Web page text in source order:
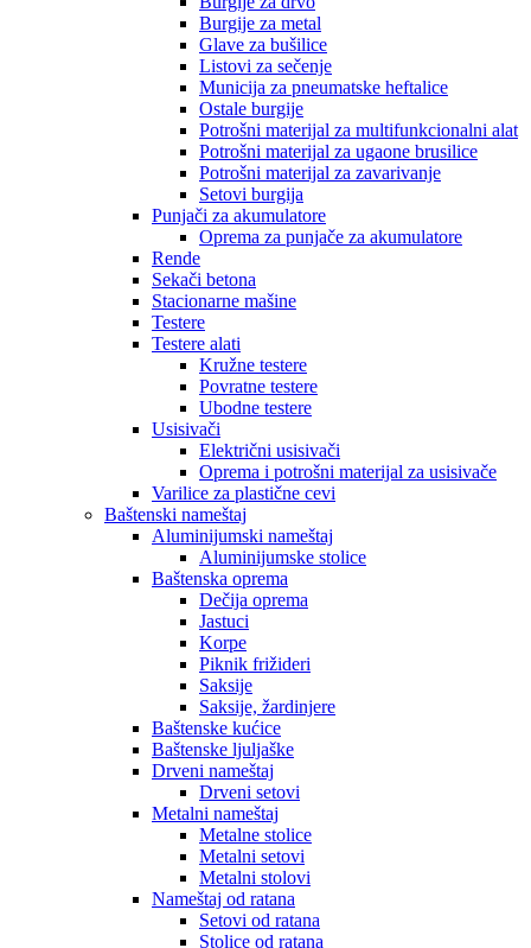
Burgije za metal
Glave za bušilice
Listovi za sečenje
Municija za pneumatske heftalice
Ostale burgije
Potrošni materijal za multifunkcionalni alat
Potrošni materijal za ugaone brusilice
Potrošni materijal za zavarivanje
Setovi burgija
Punjači za akumulatore
Oprema za punjače za akumulatore
Rende
Sekači betona
Stacionarne mašine
Testere
Testere alati
Kružne testere
Povratne testere
Ubodne testere
Usisivači
Električni usisivači
Oprema i potrošni materijal za usisivače
Varilice za plastične cevi
Baštenski nameštaj
Aluminijumski nameštaj
Aluminijumske stolice
Baštenska oprema
Dečija oprema
Jastuci
Korpe
Piknik frižideri
Saksije
Saksije, žardinjere
Baštenske kućice
Baštenske ljuljaške
Drveni nameštaj
Drveni setovi
Metalni nameštaj
Metalne stolice
Metalni setovi
Metalni stolovi
Nameštaj od ratana
Setovi od ratana
Stolice od ratana